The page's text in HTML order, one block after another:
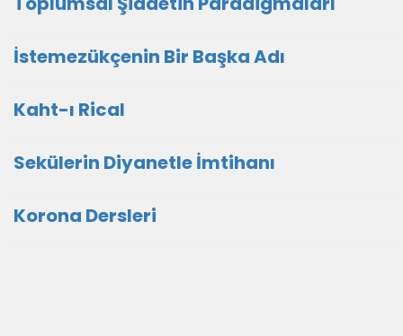
İstemezükçenin Bir Başka Adı
Kaht-ı Rical
Sekülerin Diyanetle İmtihanı
Korona Dersleri